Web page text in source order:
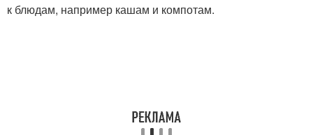
к блюдам, например кашам и компотам.